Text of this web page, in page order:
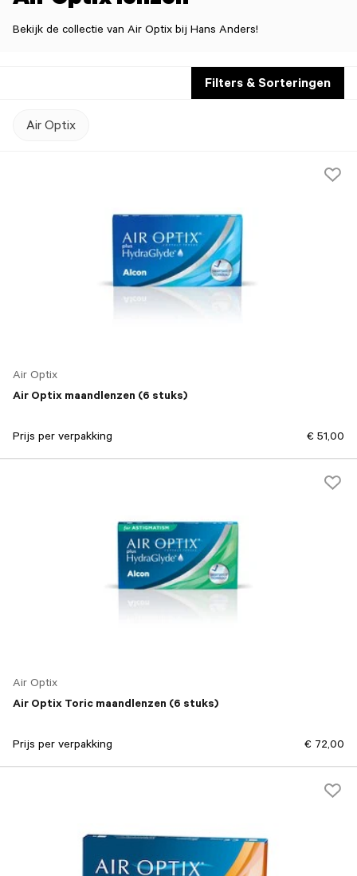
Bekijk de collectie van Air Optix bij Hans Anders!
Filters & Sorteringen
Air Optix
Air Optix
Air Optix maandlenzen (6 stuks)
Prijs per verpakking € 51,00
Air Optix
Air Optix Toric maandlenzen (6 stuks)
Prijs per verpakking € 72,00